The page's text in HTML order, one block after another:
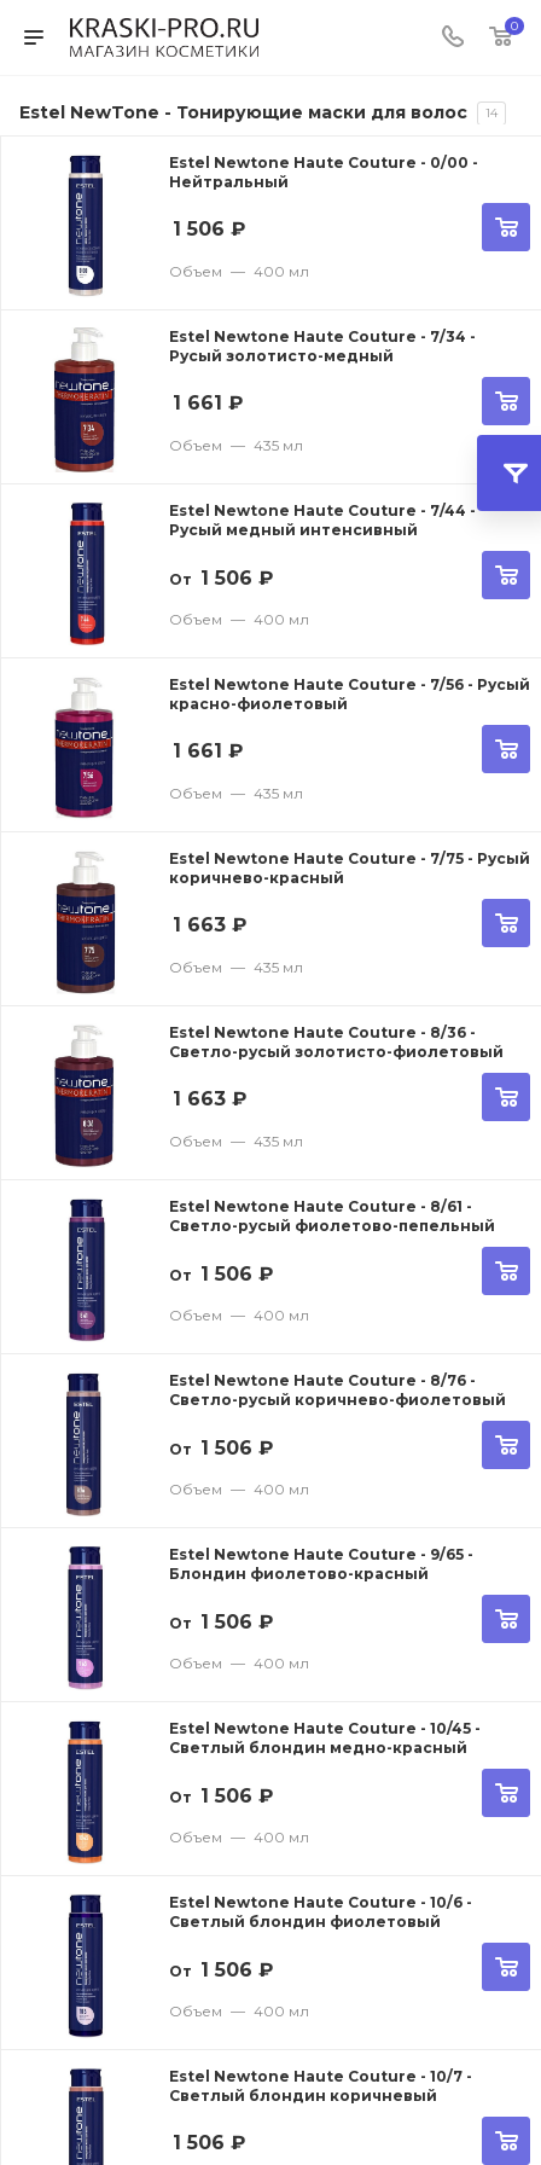
0
Estel NewTone - Тонирующие маски для волос 14
Estel Newtone Haute Couture - 0/00 -
Нейтральный
1 506 ₽
Объем — 400 мл
Estel Newtone Haute Couture - 7/34 -
Русый золотисто-медный
1 661 ₽
Объем — 435 мл
Estel Newtone Haute Couture - 7/44 -
Русый медный интенсивный
От 1 506 ₽
Объем — 400 мл
Estel Newtone Haute Couture - 7/56 - Русый
красно-фиолетовый
1 661 ₽
Объем — 435 мл
Estel Newtone Haute Couture - 7/75 - Русый
коричнево-красный
1 663 ₽
Объем — 435 мл
Estel Newtone Haute Couture - 8/36 -
Светло-русый золотисто-фиолетовый
1 663 ₽
Объем — 435 мл
Estel Newtone Haute Couture - 8/61 -
Светло-русый фиолетово-пепельный
От 1 506 ₽
Объем — 400 мл
Estel Newtone Haute Couture - 8/76 -
Светло-русый коричнево-фиолетовый
От 1 506 ₽
Объем — 400 мл
Estel Newtone Haute Couture - 9/65 -
Блондин фиолетово-красный
От 1 506 ₽
Объем — 400 мл
Estel Newtone Haute Couture - 10/45 -
Светлый блондин медно-красный
От 1 506 ₽
Объем — 400 мл
Estel Newtone Haute Couture - 10/6 -
Светлый блондин фиолетовый
От 1 506 ₽
Объем — 400 мл
Estel Newtone Haute Couture - 10/7 -
Светлый блондин коричневый
1 506 ₽